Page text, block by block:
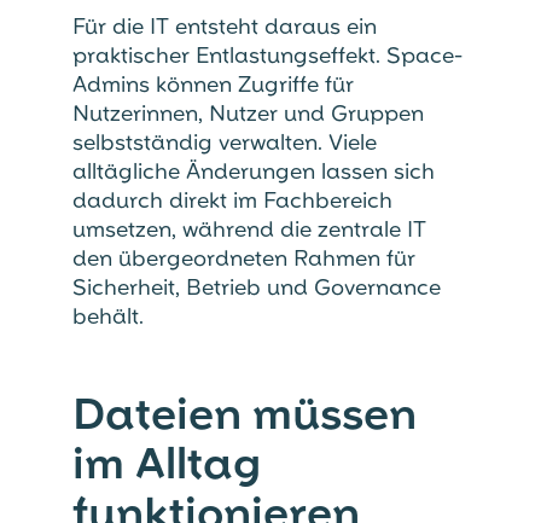
Für die IT entsteht daraus ein
praktischer Entlastungseffekt. Space-
Admins können Zugriffe für
Nutzerinnen, Nutzer und Gruppen
selbstständig verwalten. Viele
alltägliche Änderungen lassen sich
dadurch direkt im Fachbereich
umsetzen, während die zentrale IT
den übergeordneten Rahmen für
Sicherheit, Betrieb und Governance
behält.
Dateien müssen
im Alltag
funktionieren